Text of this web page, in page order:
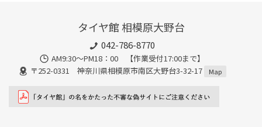
タイヤ館 相模原大野台
042-786-8770
AM9:30～PM18：00 【作業受付17:00まで】
〒252-0331 神奈川県相模原市南区大野台3-32-17
Map